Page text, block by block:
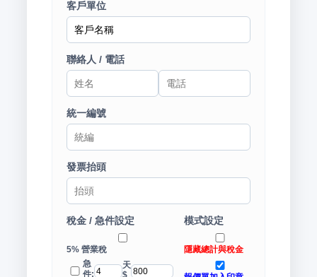
客戶單位
聯絡人 / 電話
統一編號
發票抬頭
稅金 / 急件設定
5% 營業稅
急
件:
天
$
模式設定
隱藏總計與稅金